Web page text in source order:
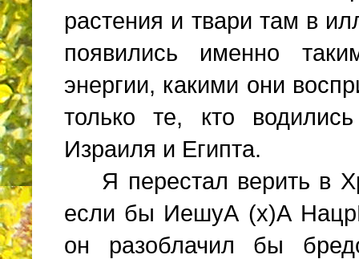
растения и твари там в
появились именно
энергии, какими они
только те, кто
Израиля и Египта.
Я перестал верить в
если бы ИешуA (х)А
он разоблачил бы